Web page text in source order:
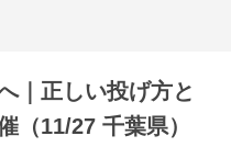
｜正しい投げ方と
（11/27 千葉県）